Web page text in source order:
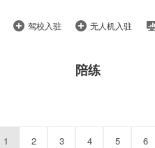
驾校入驻 无人机入驻
陪练
1 2 3 4 5 6